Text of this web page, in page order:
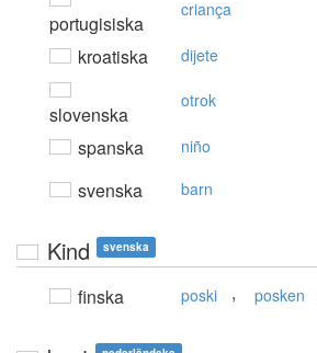
portugisiska
criança
kroatiska dijete
slovenska
otrok
spanska niño
svenska barn
Kind svenska
finska poski , posken